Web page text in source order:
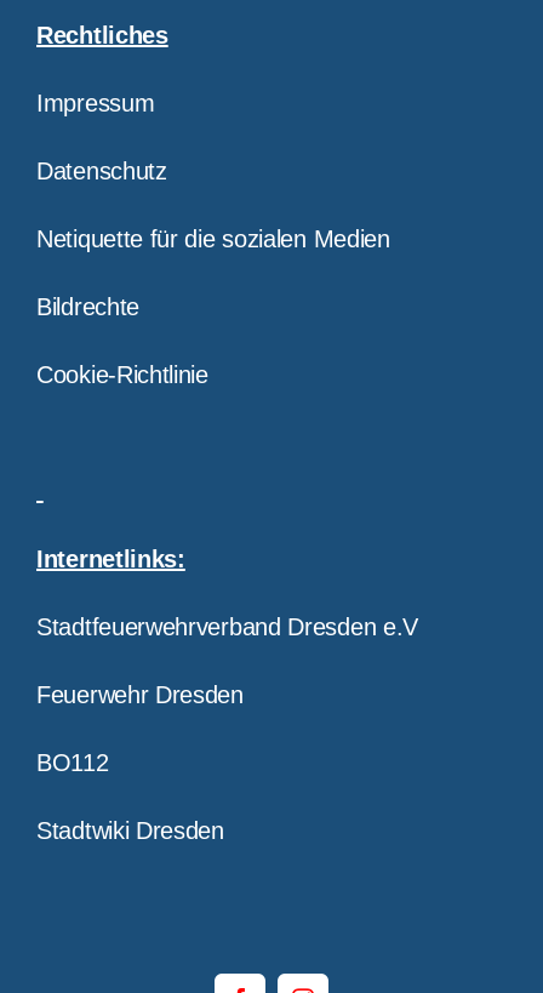
Rechtliches
Impressum
Datenschutz
Netiquette für die sozialen Medien
Bildrechte
Cookie-Richtlinie
Internetlinks:
Stadtfeuerwehrverband Dresden e.V
Feuerwehr Dresden
BO112
Stadtwiki Dresden